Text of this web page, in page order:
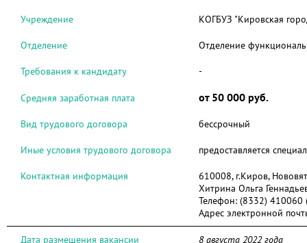
Учреждение КОГБУЗ "Кировская
Отделение Отделение
Требования к кандидату -
Средняя заработная плата от 50 000 руб.
Вид трудового договора бессрочный
Иные условия трудового договора предоставляется
Контактная информация
610008, г.Киров,
Хитрина Ольга
Телефон: (8332) 410060
Адрес электронной
Дата размещения вакансии 8 августа 2022 года